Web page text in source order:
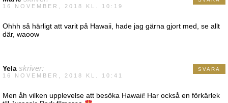
16 NOVEMBER, 2018 KL. 10:19
Ohhh så härligt att varit på Hawaii, hade jag gärna gjort med, se allt
där, waoow
Yela skriver:
16 NOVEMBER, 2018 KL. 10:41
Men åh vilken upplevelse att besöka Hawaii! Har också en förkärlek
SVARA